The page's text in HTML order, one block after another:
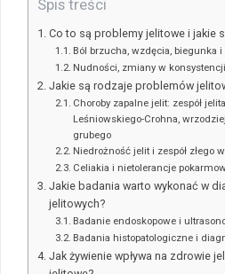
Spis treści
Co to są problemy jelitowe i jakie
Ból brzucha, wzdęcia, biegunka i
Nudności, zmiany w
Jakie są rodzaje problemów
Choroby zapalne jelit: zespół
Leśniowskiego-Crohna,
grubego
Niedrożność jelit i zespół złego
Celiakia i nietolerancje
Jakie badania warto wykonać w
jelitowych?
Badanie endoskopowe i
Badania histopatologiczne i
Jak żywienie wpływa na zdrowie